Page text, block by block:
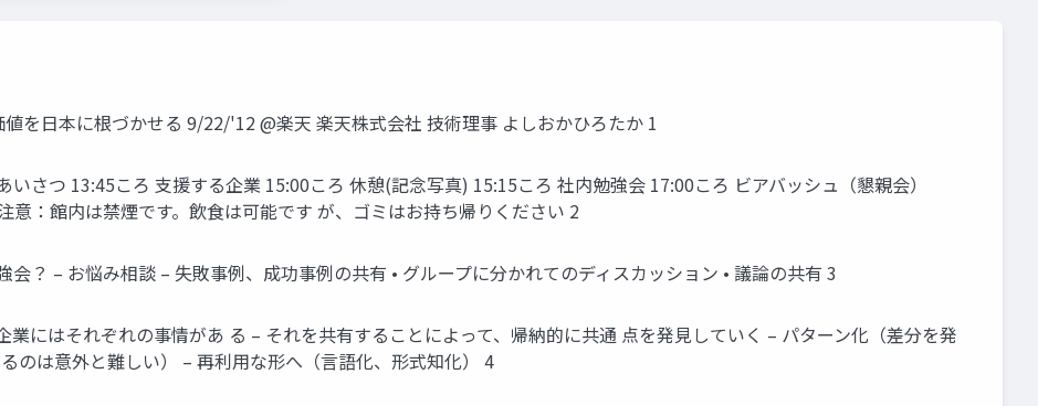
を日本に根づかせる 9/22/'12 @楽天 楽天株式会社 技術理事 よしおかひろたか 1
あいさつ 13:45ころ 支援する企業 15:00ころ 休憩(記念写真) 15:15ころ 社内勉強会 17:00ころ ビアバッシュ（懇親会）
意：館内は禁煙です。飲食は可能です が、ゴミはお持ち帰りください 2
会？ – お悩み相談 – 失敗事例、成功事例の共有 • グループに分かれてのディスカッション • 議論の共有 3
業にはそれぞれの事情があ る – それを共有することによって、帰納的に共通 点を発見していく – パターン化（差分を発
のは意外と難しい） – 再利用な形へ（言語化、形式知化） 4